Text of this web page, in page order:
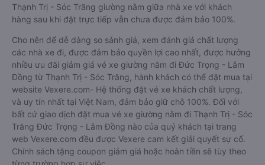
Thạnh Trị - Sóc Trăng giường nằm giữa nhà xe với khách
hàng sau khi đặt trực tiếp vẫn chưa được đảm bảo 100%.
Cho nên để dễ dàng so sánh giá, xem đánh giá chất lượng
các nhà xe đi, được đảm bảo quyền lợi cao nhất, được hưởng
nhiều ưu đãi giảm giá vé xe giường nằm đi Đức Trọng - Lâm
Đồng từ Thạnh Trị - Sóc Trăng, hành khách có thể đặt mua tại
website Vexere.com- Hệ thống đặt vé xe khách chất lượng,
và uy tín nhất tại Việt Nam, đảm bảo giữ chỗ 100%. Đối với
bất cứ giao dịch đặt mua vé xe giường nằm đi Thạnh Trị - Sóc
Trăng Đức Trọng - Lâm Đồng nào của quý khách tại trang
web Vexere.com đều được Vexere cam kết giải quyết sự cố.
Chính sách tặng coupon giảm giá hoặc hoàn tiền sẽ tùy theo